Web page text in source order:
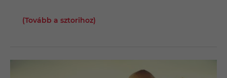
(Tovább a sztorihoz)